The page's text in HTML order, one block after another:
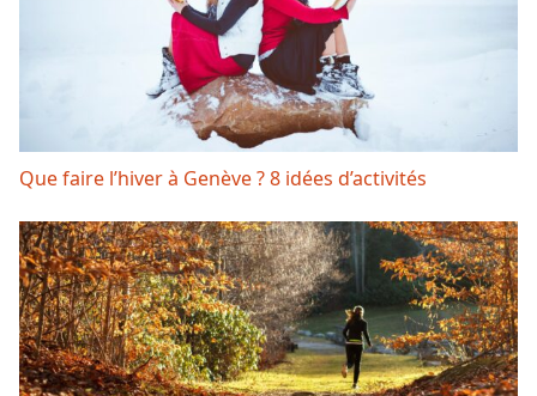
Que faire l’hiver à Genève ? 8 idées d’activités